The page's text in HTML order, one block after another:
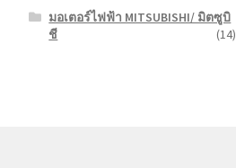
มอเตอร์ไฟฟ้า MITSUBISHI/ มิตซูบิ
ชี
(14)